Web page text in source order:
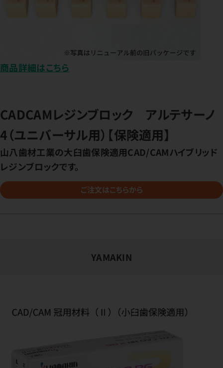
商品詳細はこちら
CADCAMレジンブロック アルテサーノ
4（ユニバーサル用）【保険適用】
山八歯材工業の大臼歯保険適用CAD/CAMハイブリッド
レジンブロックです。
ご注文はこちらから
YAMAKIN